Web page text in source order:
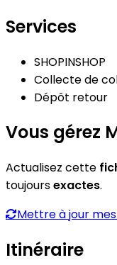
Services
SHOPINSHOP
Collecte de
Dépôt retour
Vous gérez
Actualisez cette
toujoursexactes.
Mettre à jour
Itinéraire